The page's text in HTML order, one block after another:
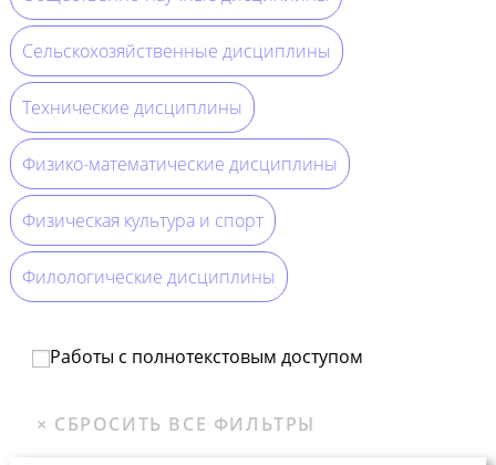
Сельскохозяйственные дисциплины
Технические дисциплины
Физико-математические дисциплины
Физическая культура и спорт
Филологические дисциплины
Работы с полнотекстовым доступом